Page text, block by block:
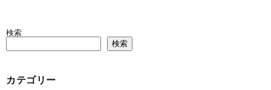
検索
検索
カテゴリー